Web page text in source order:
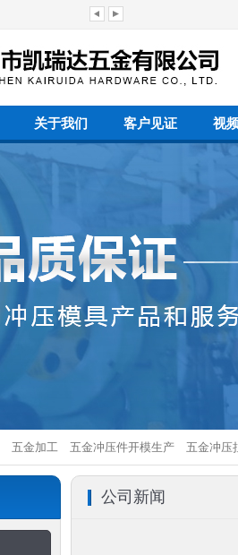
关于我们 客户见证 视
五金加工 五金冲压件开模生产 五金冲压
公司新闻